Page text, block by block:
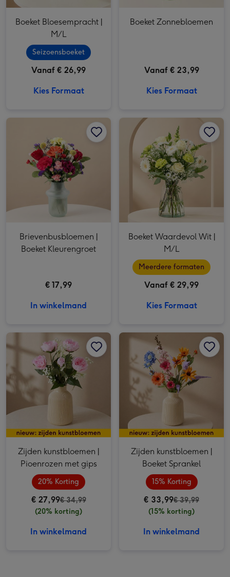
Boeket Bloesempracht |
M/L
Seizoensboeket
Vanaf € 26,99
Kies Formaat
Boeket Zonnebloemen
Vanaf € 23,99
Kies Formaat
Brievenbusbloemen | Boeket Kleurengroet afbeelding 2
Brievenbusbloemen |
Boeket Kleurengroet
€ 17,99
In winkelmand
Boeket Waardevol Wit |
M/L
Meerdere formaten
Vanaf € 29,99
Kies Formaat
Zijden kunstbloemen | Pioenrozen met gips afbeelding 2
Zijden kunstbloemen |
Pioenrozen met gips
20% Korting
€ 27,99€ 34,99
(20% korting)
In winkelmand
Zijden kunstbloemen |
Boeket Sprankel
15% Korting
€ 33,99€ 39,99
(15% korting)
In winkelmand